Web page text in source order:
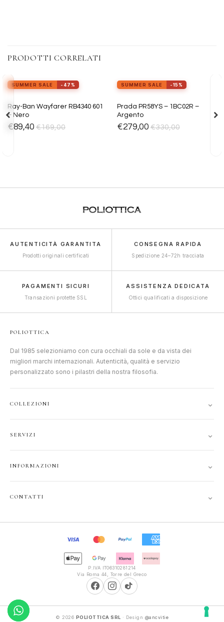
PRODOTTI CORRELATI
Aggiungi
alla lista
view_in_arProvalo ora
SUMMER SALE -47%
Ray-Ban Wayfarer RB4340 601
– Nero
€89,40 €169,00
view_in_arProvalo ora
SUMMER SALE -15%
Prada PR58YS – 1BC02R –
Argento
€279,00 €330,00
AUTENTICITÀ GARANTITA
Prodotti originali certificati
CONSEGNA RAPIDA
Spedizione 24–72h tracciata
PAGAMENTI SICURI
Transazioni protette SSL
ASSISTENZA DEDICATA
Ottici qualificati a disposizione
POLIOTTICA
Dal 1985 selezioniamo con cura occhiali da sole e da vista dei
migliori marchi internazionali. Autenticità, qualità e servizio
personalizzato sono i pilastri della nostra filosofia.
COLLEZIONI ⌄
JUNIOR
GIFT CARD
SERVIZI ⌄
SPEDIZIONI
RECESSO
INFORMAZIONI ⌄
CONTATTI ⌄
9:30–13:00, 16:00–20:00
P.IVA IT06310281214
Via Roma 44, Torre del Greco
© 2026 POLIOTTICA SRL · Design @ancvitie